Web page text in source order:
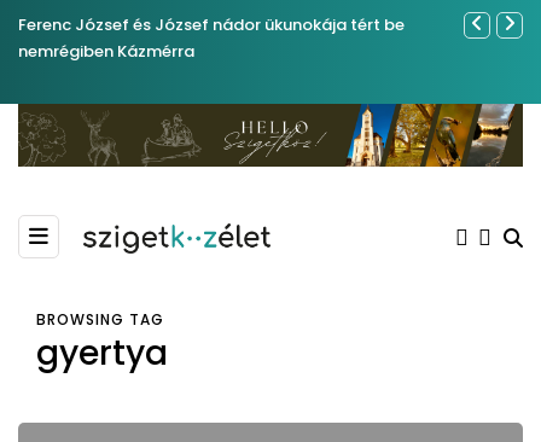
Ferenc József és József nádor ükunokája tért be
nemrégiben Kázmérra
Év
BROWSING TAG
gyertya